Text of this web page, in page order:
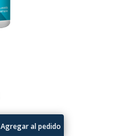
Agregar al pedido